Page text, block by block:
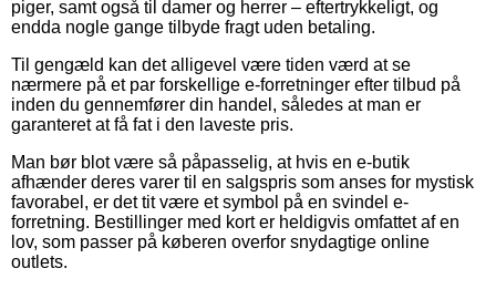
piger, samt også til damer og herrer – eftertrykkeligt, og
endda nogle gange tilbyde fragt uden betaling.
Til gengæld kan det alligevel være tiden værd at se
nærmere på et par forskellige e-forretninger efter tilbud på
inden du gennemfører din handel, således at man er
garanteret at få fat i den laveste pris.
Man bør blot være så påpasselig, at hvis en e-butik
afhænder deres varer til en salgspris som anses for mystisk
favorabel, er det tit være et symbol på en svindel e-
forretning. Bestillinger med kort er heldigvis omfattet af en
lov, som passer på køberen overfor snydagtige online
outlets.